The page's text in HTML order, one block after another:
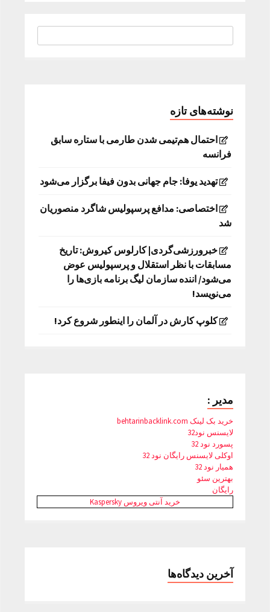
نوشته‌های تازه
احتمال هم‌تیمی شدن طارمی با ستاره سابق
فرانسه
تهدید یوفا: جام جهانی بدون فیفا برگزار می‌شود
اختصاصی: مدافع پرسپولیس شاگرد منصوریان
شد
خبرورزشی‌گردی| کارلوس کیروش: تاریخ
مسابقات با نظر استقلال و پرسپولیس عوض
می‌شود/ اننده سازمان لیگ برنامه بازی‌ها را
می‌نویسد!
کلوپ کارش در آلمان را اینطور شروع کرد!
مدیر :
خرید بک لینک behtarinbacklink.com
لایسنس نود32
پسورد نود 32
اوکلی لایسنس رایگان نود 32
همیار نود 32
بهترین سئو
رایگان
خرید آنتی ویروس Kaspersky
آخرین دیدگاه‌ها